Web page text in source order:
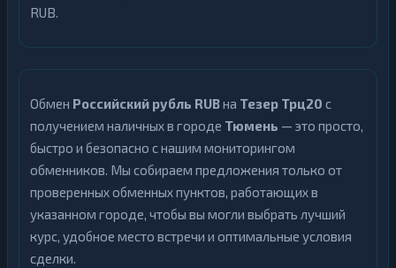
RUB.
Обмен Российский рубль RUBна Тезер Трц20 с
получением наличных в городе Тюмень — это просто,
быстро и безопасно с нашим мониторингом
обменников. Мы собираем предложения только от
проверенных обменных пунктов, работающих в
указанном городе, чтобы вы могли выбрать лучший
курс, удобное место встречи и оптимальные условия
сделки.